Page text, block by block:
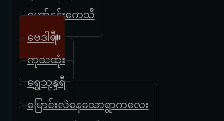
ဟော်နန်းကေသီ
ဗေဒါရီ
ကုသထုံး
ရွှေသုန္ဒရီ
ပြောင်းလဲနေသောရွာကလေး